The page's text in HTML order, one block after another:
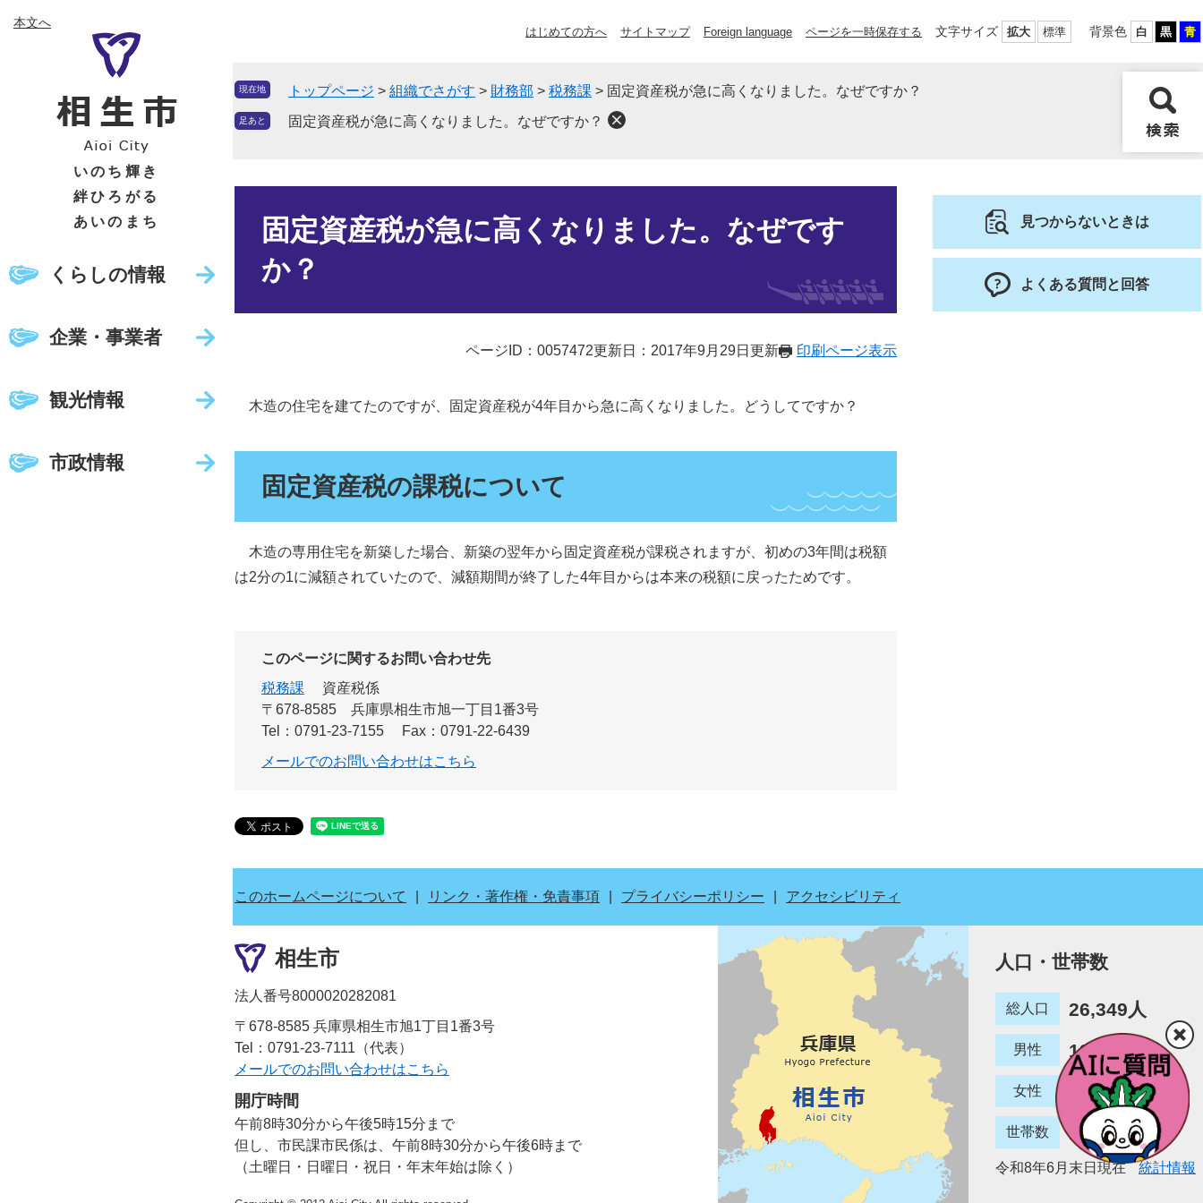
ー
ニ
本文へ
いのち輝き
絆ひろがる
あいのまち
くらしの情報
企業・事業者
観光情報
市政情報
はじめての方へ サイトマップ Foreign language ページを一時保存する 文字サイズ 拡大 標準 背景色 白 黒 青
現在地 トップページ > 組織でさがす > 財務部 > 税務課 > 固定資産税が急に高くなりました。なぜですか？
足あと 固定資産税が急に高くなりました。なぜですか？
固定資産税が急に高くなりました。なぜです
か？
ページID：0057472更新日：2017年9月29日更新 印刷ページ表示
木造の住宅を建てたのですが、固定資産税が4年目から急に高くなりました。どうしてですか？
固定資産税の課税について
木造の専用住宅を新築した場合、新築の翌年から固定資産税が課税されますが、初めの3年間は税額
は2分の1に減額されていたので、減額期間が終了した4年目からは本来の税額に戻ったためです。
このページに関するお問い合わせ先
税務課
資産税係
〒678-8585
兵庫県相生市旭一丁目1番3号
Tel：0791-23-7155
Fax：0791-22-6439
メールでのお問い合わせはこちら
見つからないときは
よくある質問と回答
このホームページについて リンク・著作権・免責事項 プライバシーポリシー アクセシビリティ
相生市
法人番号8000020282081
〒678-8585 兵庫県相生市旭1丁目1番3号
Tel：0791-23-7111（代表）
メールでのお問い合わせはこちら
開庁時間
午前8時30分から午後5時15分まで
但し、市民課市民係は、午前8時30分から午後6時まで
（土曜日・日曜日・祝日・年末年始は除く）
人口・世帯数
総人口 26,349人
男性 12,780人
女性 13,569人
世帯数 12,887世帯
令和8年6月末日現在 統計情報